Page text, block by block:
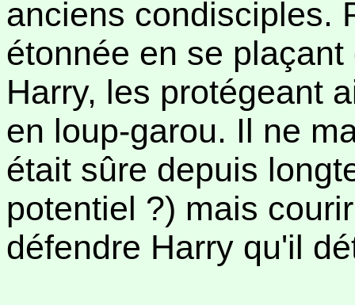
anciens condisciples.
étonnée en se
Harry, les protégeant
en loup-garou. Il ne
était sûre depuis
potentiel ?) mais
défendre Harry qu'il